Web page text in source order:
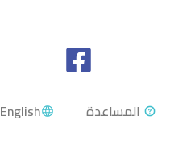
English